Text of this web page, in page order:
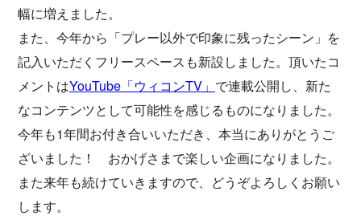
幅に増えました。
また、今年から「プレー以外で印象に残ったシーン」を
記入いただくフリースペースも新設しました。頂いたコ
メントはYouTube「ウィコンTV」 で連載公開し、新た
なコンテンツとして可能性を感じるものになりました。
今年も1年間お付き合いいただき、本当にありがとうご
ざいました！ おかげさまで楽しい企画になりました。
また来年も続けていきますので、どうぞよろしくお願い
します。